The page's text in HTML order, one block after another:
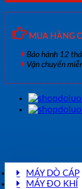
MUA HÀNG
Bảo hành 12
Vận chuyển
MÁY DÒ CÁP
MÁY ĐO KHÍ